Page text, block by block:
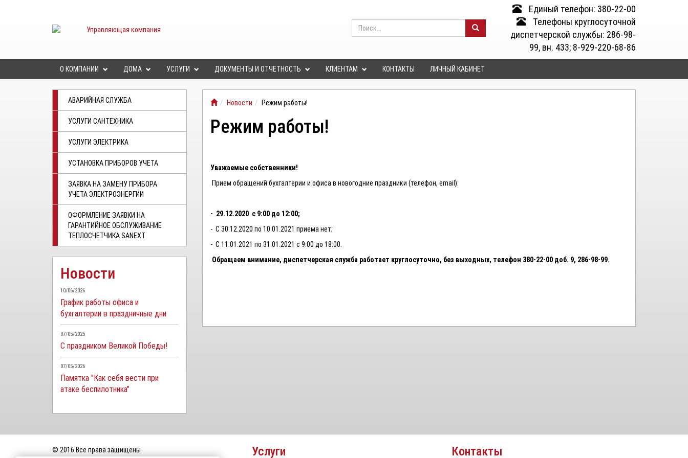
Единый телефон: 380-22-00
Телефоны круглосуточной
диспетчерской службы: 286-98-
99, вн. 433; 8-929-220-68-86
О КОМПАНИИ ДОМА УСЛУГИ ДОКУМЕНТЫ И ОТЧЕТНОСТЬ КЛИЕНТАМ КОНТАКТЫ ЛИЧНЫЙ КАБИНЕТ
АВАРИЙНАЯ СЛУЖБА
УСЛУГИ САНТЕХНИКА
УСЛУГИ ЭЛЕКТРИКА
УСТАНОВКА ПРИБОРОВ УЧЕТА
ЗАЯВКА НА ЗАМЕНУ ПРИБОРА
УЧЕТА ЭЛЕКТРОЭНЕРГИИ
ОФОРМЛЕНИЕ ЗАЯВКИ НА
ГАРАНТИЙНОЕ ОБСЛУЖИВАНИЕ
ТЕПЛОСЧЕТЧИКА SANEXT
Новости
10/06/2026
График работы офиса и
бухгалтерии в праздничные дни
07/05/2025
С праздником Великой Победы!
07/05/2026
Памятка "Как себя вести при
атаке беспилотника"
Новости Режим работы!
Режим работы!
Уважаемые собственники!
Прием обращений бухгалтерии и офиса в новогодние праздники (телефон, email):
- 29.12.2020 с 9:00 до 12:00;
- С 30.12.2020 по 10.01.2021 приема нет;
- С 11.01.2021 по 31.01.2021 с 9:00 до 18:00.
Обращаем внимание, диспетчерская служба работает круглосуточно, без выходных, телефон 380-22-00 доб. 9, 286-98-99.
© 2016 Все права защищены Услуги Контакты